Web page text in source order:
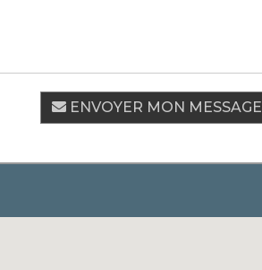
ENVOYER MON MESSAGE